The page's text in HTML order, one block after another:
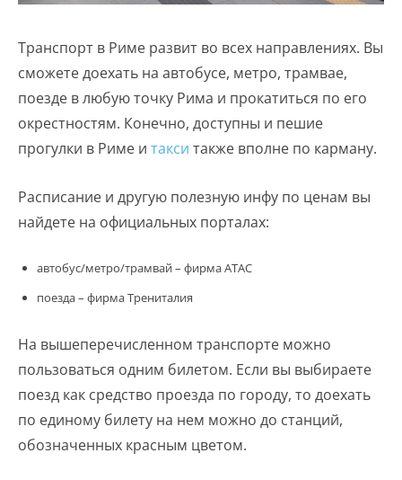
Транспорт в Риме развит во всех направлениях. Вы
сможете доехать на автобусе, метро, трамвае,
поезде в любую точку Рима и прокатиться по его
окрестностям. Конечно, доступны и пешие
прогулки в Риме и такси также вполне по карману.
Расписание и другую полезную инфу по ценам вы
найдете на официальных порталах:
автобус/метро/трамвай – фирма ATAC
поезда – фирма Трениталия
На вышеперечисленном транспорте можно
пользоваться одним билетом. Если вы выбираете
поезд как средство проезда по городу, то доехать
по единому билету на нем можно до станций,
обозначенных красным цветом.